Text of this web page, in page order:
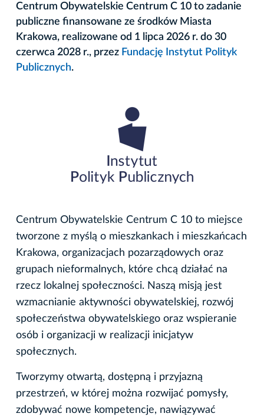
Centrum Obywatelskie Centrum C 10 to zadanie
publiczne finansowane ze środków Miasta
Krakowa, realizowane od 1 lipca 2026 r. do 30
czerwca 2028 r., przez Fundację Instytut Polityk
Publicznych.
Centrum Obywatelskie Centrum C 10 to miejsce
tworzone z myślą o mieszkankach i mieszkańcach
Krakowa, organizacjach pozarządowych oraz
grupach nieformalnych, które chcą działać na
rzecz lokalnej społeczności. Naszą misją jest
wzmacnianie aktywności obywatelskiej, rozwój
społeczeństwa obywatelskiego oraz wspieranie
osób i organizacji w realizacji inicjatyw
społecznych.
Tworzymy otwartą, dostępną i przyjazną
przestrzeń, w której można rozwijać pomysły,
zdobywać nowe kompetencje, nawiązywać